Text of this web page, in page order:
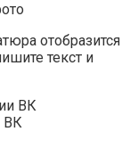
отобразится
текст и
ВК